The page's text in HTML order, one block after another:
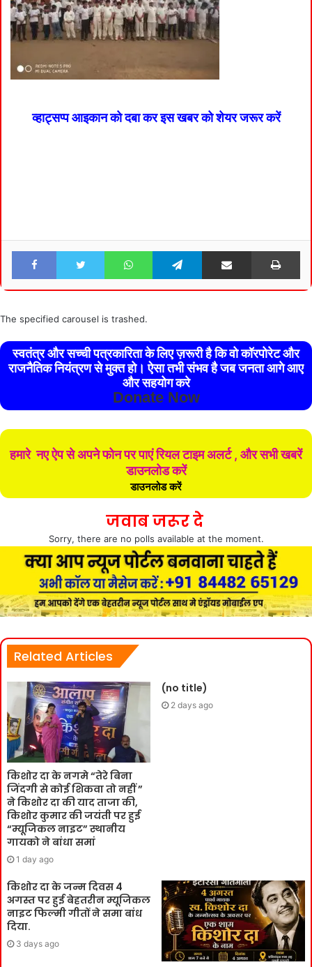
व्हाट्सप्प आइकान को दबा कर इस खबर को शेयर जरूर करें
Facebook Twitter WhatsApp Telegram Share via Email
The specified carousel is trashed.
स्वतंत्र और सच्ची पत्रकारिता के लिए ज़रूरी है कि वो कॉरपोरेट और
राजनैतिक नियंत्रण से मुक्त हो। ऐसा तभी संभव है जब जनता आगे आए
और सहयोग करे
Donate Now
हमारे नए ऐप से अपने फोन पर पाएं रियल टाइम अलर्ट , और सभी खबरें
डाउनलोड करें
डाउनलोड करें
जवाब जरूर दे
Sorry, there are no polls available at the moment.
Related Articles
किशोर दा के नगमे “तेरे बिना
जिंदगी से कोई शिकवा तो नहीं ”
ने किशोर दा की याद ताजा की,
किशोर कुमार की जयंती पर हुई
“म्यूजिकल नाइट” स्थानीय
गायको ने बांधा समां
1 day ago
(no title)
2 days ago
किशोर दा के जन्म दिवस 4
अगस्त पर हुई बेहतरीन म्यूजिकल
नाइट फिल्मी गीतों ने समा बांध
दिया.
3 days ago